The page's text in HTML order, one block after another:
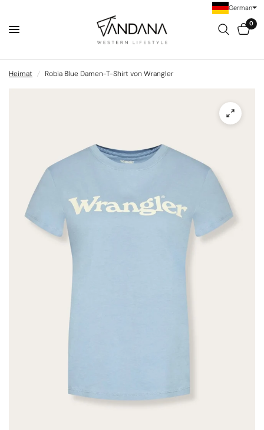
0
Heimat / Robia Blue Damen-T-Shirt von Wrangler
German